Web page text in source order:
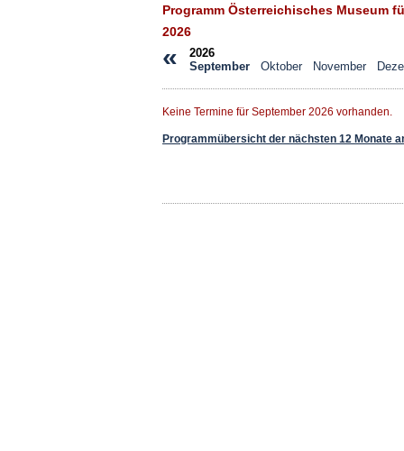
Programm Österreichisches Museum
2026
«
2026
September
Oktober November
Keine Termine für September 2026 vorhanden.
Programmübersicht der nächsten 12 Monate